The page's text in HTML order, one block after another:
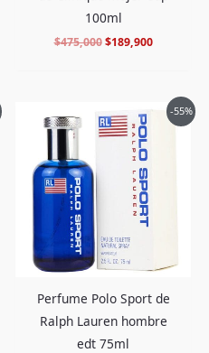
100ml
$475,000 $189,900
-55%
Perfume Polo Sport de
Ralph Lauren hombre
edt 75ml
precio
original
$444,000.
El
precio